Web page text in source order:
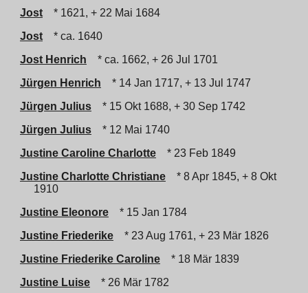
Jost
* 1621, + 22 Mai 1684
Jost
* ca. 1640
Jost Henrich
* ca. 1662, + 26 Jul 1701
Jürgen Henrich
* 14 Jan 1717, + 13 Jul 1747
Jürgen Julius
* 15 Okt 1688, + 30 Sep 1742
Jürgen Julius
* 12 Mai 1740
Justine Caroline Charlotte
* 23 Feb 1849
Justine Charlotte Christiane
* 8 Apr 1845, + 8 Okt
1910
Justine Eleonore
* 15 Jan 1784
Justine Friederike
* 23 Aug 1761, + 23 Mär 1826
Justine Friederike Caroline
* 18 Mär 1839
Justine Luise
* 26 Mär 1782